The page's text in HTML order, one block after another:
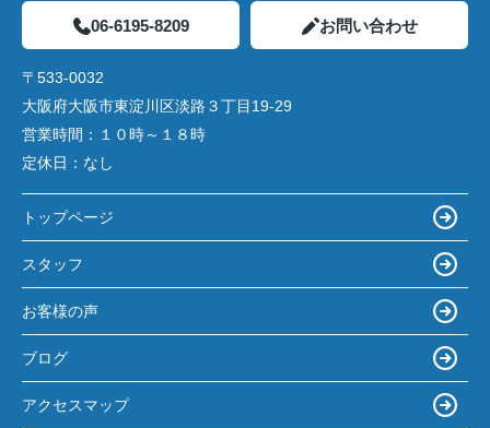
06-6195-8209 お問い合わせ
〒533-0032
大阪府大阪市東淀川区淡路３丁目19-29
営業時間： １０時～１８時
定休日： なし
トップページ
スタッフ
お客様の声
ブログ
アクセスマップ